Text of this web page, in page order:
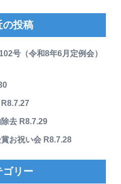
の投稿
号（令和8年6月定例会）
去 R8.7.29
お祝い会 R8.7.28
ゴリー